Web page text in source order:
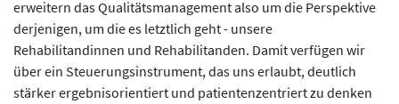
erweitern das Qualitätsmanagement also um die Perspektive
derjenigen, um die es letztlich geht - unsere
Rehabilitandinnen und Rehabilitanden. Damit verfügen wir
über ein Steuerungsinstrument, das uns erlaubt, deutlich
stärker ergebnisorientiert und patientenzentriert zu denken